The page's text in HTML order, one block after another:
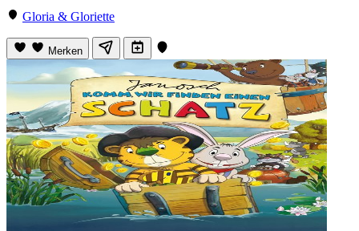
Gloria & Gloriette
Merken